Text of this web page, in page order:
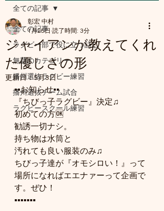
全ての記事
ラグビー部で役に立つ話し
無題のカテゴリー
播州選抜ラグビー練習
播州選抜チーム試合
ラグビースクール練習
全ての記事
ジャイアンが教えてくれ
た優しさの形
彰宏 中村
1月25日 読了時間: 3分
更新日：5月3日
▪️▪️お知らせ▪️▪️
『ちびっ子ラグビー』決定♫
初めての方🆗
勧誘一切ナシ。
持ち物は水筒と
汚れても良い服装のみ♫
ちびっ子達が『オモシロい！』って
場所になればエエナァーって企画で
す。ぜひ！
▪️▪️▪️▪️▪️▪️▪️